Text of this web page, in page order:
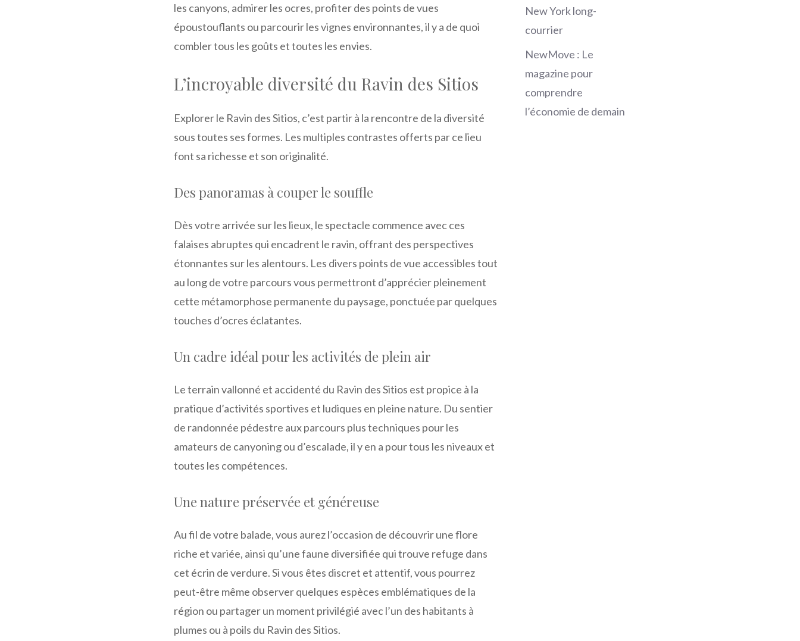
les canyons, admirer les ocres, profiter des points de vues
époustouflants ou parcourir les vignes environnantes, il y a de quoi
combler tous les goûts et toutes les envies.
L’incroyable diversité du Ravin des Sitios
Explorer le Ravin des Sitios, c’est partir à la rencontre de la diversité
sous toutes ses formes. Les multiples contrastes offerts par ce lieu
font sa richesse et son originalité.
Des panoramas à couper le souffle
Dès votre arrivée sur les lieux, le spectacle commence avec ces
falaises abruptes qui encadrent le ravin, offrant des perspectives
étonnantes sur les alentours. Les divers points de vue accessibles tout
au long de votre parcours vous permettront d’apprécier pleinement
cette métamorphose permanente du paysage, ponctuée par quelques
touches d’ocres éclatantes.
Un cadre idéal pour les activités de plein air
Le terrain vallonné et accidenté du Ravin des Sitios est propice à la
pratique d’activités sportives et ludiques en pleine nature. Du sentier
de randonnée pédestre aux parcours plus techniques pour les
amateurs de canyoning ou d’escalade, il y en a pour tous les niveaux et
toutes les compétences.
Une nature préservée et généreuse
Au fil de votre balade, vous aurez l’occasion de découvrir une flore
riche et variée, ainsi qu’une faune diversifiée qui trouve refuge dans
cet écrin de verdure. Si vous êtes discret et attentif, vous pourrez
peut-être même observer quelques espèces emblématiques de la
région ou partager un moment privilégié avec l’un des habitants à
plumes ou à poils du Ravin des Sitios.
New York long-
courrier
NewMove : Le
magazine pour
comprendre
l’économie de demain